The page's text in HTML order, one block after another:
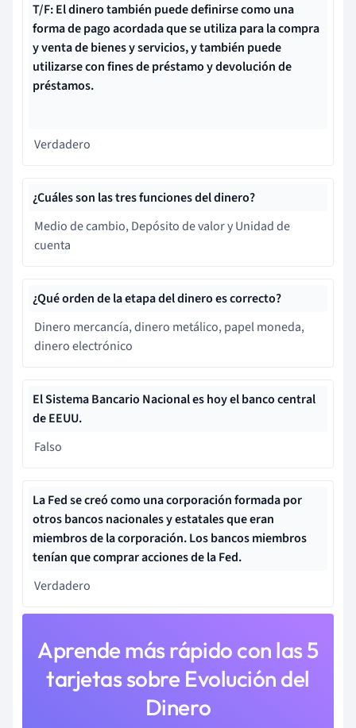
T/F: El dinero también puede definirse como una
forma de pago acordada que se utiliza para la compra
y venta de bienes y servicios, y también puede
utilizarse con fines de préstamo y devolución de
préstamos.
Verdadero
¿Cuáles son las tres funciones del dinero?
Medio de cambio, Depósito de valor y Unidad de
cuenta
¿Qué orden de la etapa del dinero es correcto?
Dinero mercancía, dinero metálico, papel moneda,
dinero electrónico
El Sistema Bancario Nacional es hoy el banco central
de EEUU.
Falso
La Fed se creó como una corporación formada por
otros bancos nacionales y estatales que eran
miembros de la corporación. Los bancos miembros
tenían que comprar acciones de la Fed.
Verdadero
Aprende más rápido con las 5
tarjetas sobre Evolución del
Dinero